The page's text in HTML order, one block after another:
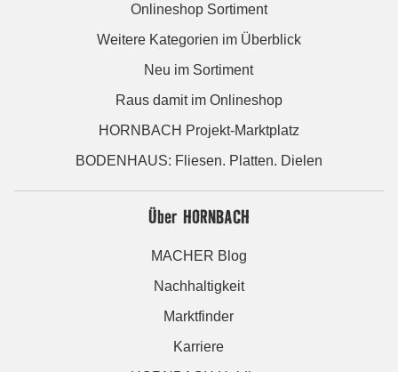
Onlineshop Sortiment
Weitere Kategorien im Überblick
Neu im Sortiment
Raus damit im Onlineshop
HORNBACH Projekt-Marktplatz
BODENHAUS: Fliesen. Platten. Dielen
Über HORNBACH
MACHER Blog
Nachhaltigkeit
Marktfinder
Karriere